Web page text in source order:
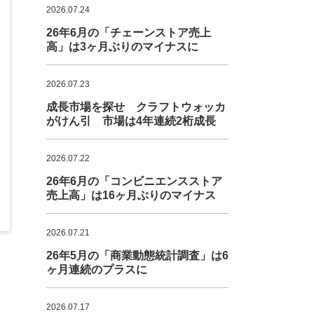
2026.07.24
26年6月の「チェーンストア売上
高」は3ヶ月ぶりのマイナスに
2026.07.23
成長市場を探せ クラフトウォッカ
がけん引 市場は4年連続2桁成長
2026.07.22
26年6月の「コンビニエンスストア
売上高」は16ヶ月ぶりのマイナス
2026.07.21
26年5月の「商業動態統計調査」は6
ヶ月連続のプラスに
2026.07.17